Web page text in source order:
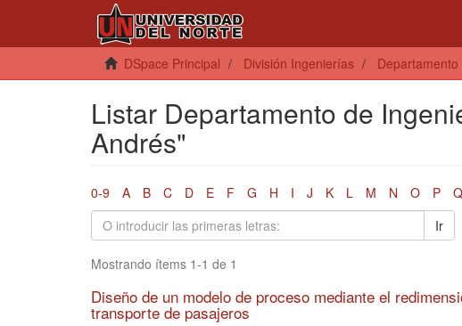
DSpace Principal División Ingenierías
Listar Departamento de
Andrés"
0-9 A B C D E F G H I J K L M N O P Q
Ir
Mostrando ítems 1-1 de 1
Diseño de un modelo de proceso mediante el
transporte de pasajeros